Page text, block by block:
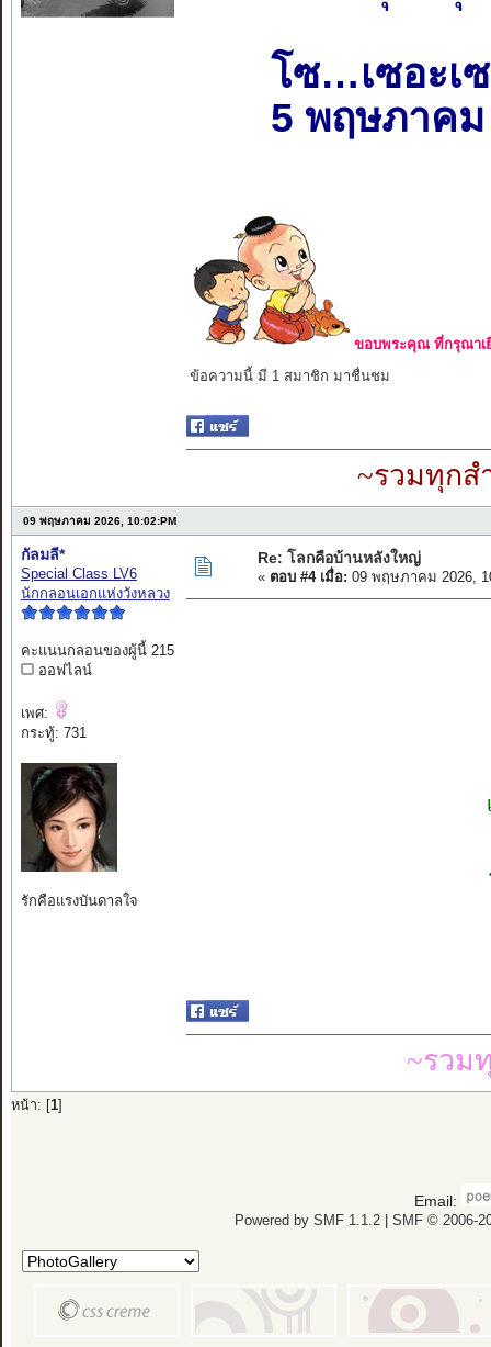
โซ…เซอะเ
5 พฤษภาคม
ขอบพระคุณ ที่กรุณาเ
ข้อความนี้ มี 1 สมาชิก มาชื่นชม
~รวมทุกส
09 พฤษภาคม 2026, 10:02:PM
กัลมลี*
Special Class LV6
นักกลอนเอกแห่งวังหลวง
คะแนนกลอนของผู้นี้ 215
ออฟไลน์
เพศ:
กระทู้: 731
รักคือแรงบันดาลใจ
Re: โลกคือบ้านหลังใหญ่
« ตอบ #4 เมื่อ: 09 พฤษภาคม 2026,
~รวม
หน้า: [ 1]
Email:
Powered by SMF 1.1.2| SMF © 2006-